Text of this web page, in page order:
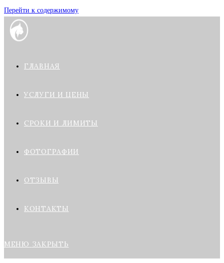
Перейти к содержимому
ГЛАВНАЯ
УСЛУГИ И ЦЕНЫ
СРОКИ И ЛИМИТЫ
ФОТОГРАФИИ
ОТЗЫВЫ
КОНТАКТЫ
МЕНЮ ЗАКРЫТЬ